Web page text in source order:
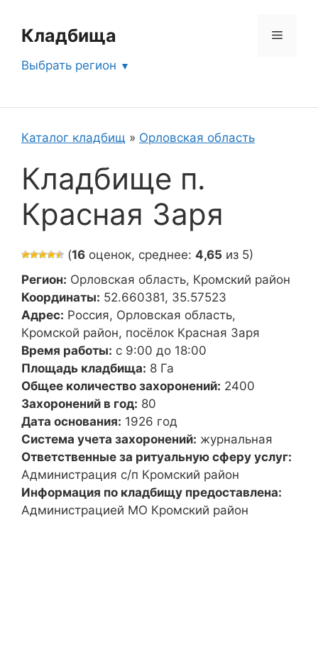
содержимому
Кладбища Меню
Выбрать регион
Каталог кладбищ » Орловская область
Кладбище п.
Красная Заря
(16 оценок, среднее: 4,65 из 5)
Регион: Орловская область, Кромский район
Координаты: 52.660381, 35.57523
Адрес: Россия, Орловская область,
Кромской район, посёлок Красная Заря
Время работы: с 9:00 до 18:00
Площадь кладбища: 8 Га
Общее количество захоронений: 2400
Захоронений в год: 80
Дата основания: 1926 год
Система учета захоронений: журнальная
Ответственные за ритуальную сферу услуг:
Администрация с/п Кромский район
Информация по кладбищу предоставлена:
Администрацией МО Кромский район